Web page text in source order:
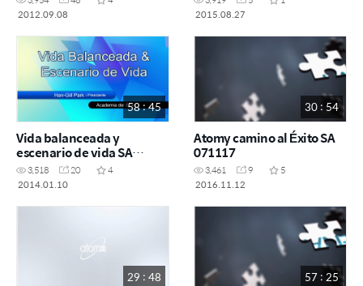
2012.09.08
2015.08.27
58 : 45
Vida balanceada y
escenario de vida SA
240218
3,518 20
4
2014.01.10
30 : 54
Atomy camino al Éxito SA
071117
3,461 9
5
2016.11.12
29 : 48 57 : 25